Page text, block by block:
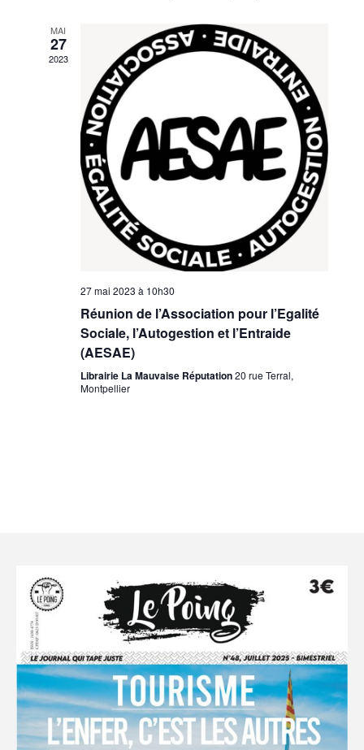
MAI
27
2023
27 mai 2023 à 10h30
Réunion de l’Association pour l’Egalité
Sociale, l’Autogestion et l’Entraide
(AESAE)
Librairie La Mauvaise Réputation20 rue Terral,
Montpellier